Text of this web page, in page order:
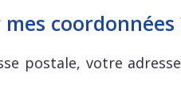
coordonnées
postale, votre